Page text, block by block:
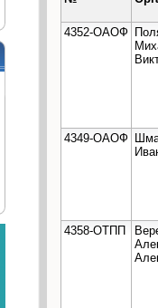
4352-ОАОФ
4349-ОАОФ
4358-ОТПП